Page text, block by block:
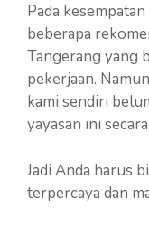
Pada
beberapa
Tangerang yang
pekerjaan.
kami sendiri
yayasan ini
Jadi Anda harus
terpercaya dan